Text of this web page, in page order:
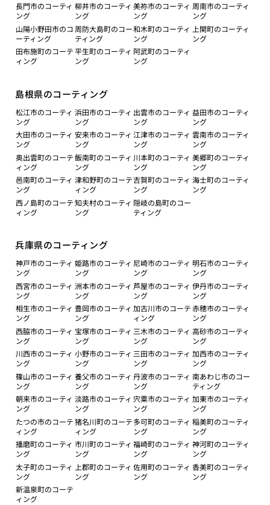
長門市のコーティ
ング
柳井市のコーティ
ング
美祢市のコーティ
ング
周南市のコーティ
ング
山陽小野田市のコ
ーティング
周防大島町のコー
ティング
和木町のコーティ
ング
上関町のコーティ
ング
田布施町のコーテ
ィング
平生町のコーティ
ング
阿武町のコーティ
ング
島根県のコーティング
松江市のコーティ
ング
浜田市のコーティ
ング
出雲市のコーティ
ング
益田市のコーティ
ング
大田市のコーティ
ング
安来市のコーティ
ング
江津市のコーティ
ング
雲南市のコーティ
ング
奥出雲町のコーテ
ィング
飯南町のコーティ
ング
川本町のコーティ
ング
美郷町のコーティ
ング
邑南町のコーティ
ング
津和野町のコーテ
ィング
吉賀町のコーティ
ング
海士町のコーティ
ング
西ノ島町のコーテ
ィング
知夫村のコーティ
ング
隠岐の島町のコー
ティング
兵庫県のコーティング
神戸市のコーティ
ング
姫路市のコーティ
ング
尼崎市のコーティ
ング
明石市のコーティ
ング
西宮市のコーティ
ング
洲本市のコーティ
ング
芦屋市のコーティ
ング
伊丹市のコーティ
ング
相生市のコーティ
ング
豊岡市のコーティ
ング
加古川市のコーテ
ィング
赤穂市のコーティ
ング
西脇市のコーティ
ング
宝塚市のコーティ
ング
三木市のコーティ
ング
高砂市のコーティ
ング
川西市のコーティ
ング
小野市のコーティ
ング
三田市のコーティ
ング
加西市のコーティ
ング
篠山市のコーティ
ング
養父市のコーティ
ング
丹波市のコーティ
ング
南あわじ市のコー
ティング
朝来市のコーティ
ング
淡路市のコーティ
ング
宍粟市のコーティ
ング
加東市のコーティ
ング
たつの市のコーテ
ィング
猪名川町のコーテ
ィング
多可町のコーティ
ング
稲美町のコーティ
ング
播磨町のコーティ
ング
市川町のコーティ
ング
福崎町のコーティ
ング
神河町のコーティ
ング
太子町のコーティ
ング
上郡町のコーティ
ング
佐用町のコーティ
ング
香美町のコーティ
ング
新温泉町のコーテ
ィング